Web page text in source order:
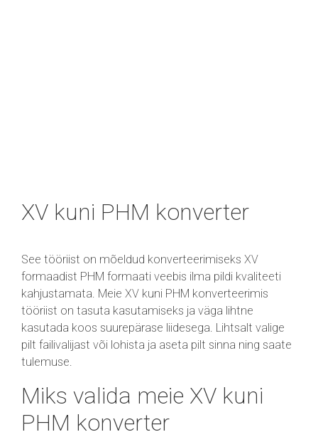
XV kuni PHM konverter
See tööriist on mõeldud konverteerimiseks XV
formaadist PHM formaati veebis ilma pildi kvaliteeti
kahjustamata. Meie XV kuni PHM konverteerimis
tööriist on tasuta kasutamiseks ja väga lihtne
kasutada koos suurepärase liidesega. Lihtsalt valige
pilt failivalijast või lohista ja aseta pilt sinna ning saate
tulemuse.
Miks valida meie XV kuni
PHM konverter